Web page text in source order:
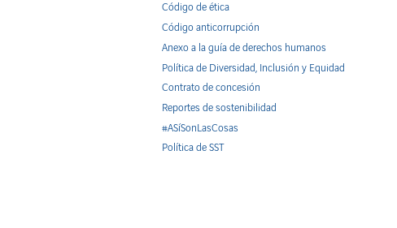
Código de ética
Código anticorrupción
Anexo a la guía de derechos humanos
Política de Diversidad, Inclusión y Equidad
Contrato de concesión
Reportes de sostenibilidad
#ASíSonLasCosas
Política de SST